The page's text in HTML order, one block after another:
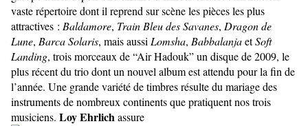
vaste répertoire dont il reprend sur scène les pièces les plus
attractives : Baldamore, Train Bleu des Savanes, Dragon de
Lune, Barca Solaris, mais aussi Lomsha, BabbalanjaetSoft
Landing, trois morceaux de “Air Hadouk” un disque de 2009, le
plus récent du trio dont un nouvel album est attendu pour la fin de
l’année. Une grande variété de timbres résulte du mariage des
instruments de nombreux continents que pratiquent nos trois
musiciens. Loy Ehrlichassure